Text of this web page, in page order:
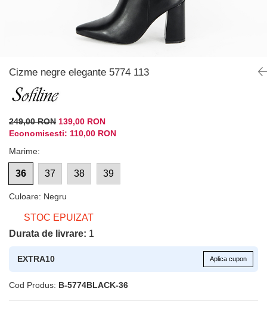
Cizme negre elegante 5774 113
249,00 RON 139,00 RON
Economisesti: 110,00 RON
Marime:
36 37 38 39
Culoare: Negru
STOC EPUIZAT
Durata de livrare: 1
EXTRA10 Aplica cupon
Cod Produs: B-5774BLACK-36